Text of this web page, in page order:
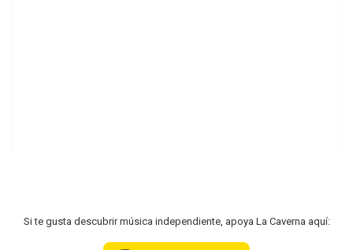
Si te gusta descubrir música independiente, apoya La Caverna aquí: